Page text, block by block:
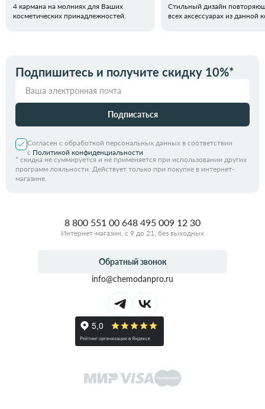
4 кармана на молниях для Ваших
косметических принадлежностей.
Стильный дизайн
всех аксессуарах из данной
Подпишитесь и получите скидку 10%*
Подписаться
Согласен с обработкой персональных данных в соответствии
с Политикой конфиденциальности
* скидка не суммируется и не применяется при использовании других
программ лояльности. Действует только при покупке в интернет-
магазине.
8 800 551 00 648 495 009 12 30
Интернет-магазин, с 9 до 21, без выходных
Обратный звонок
info@chemodanpro.ru